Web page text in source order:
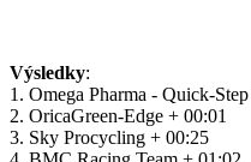
Výsledky:
1. Omega Pharma - Quick-
2. OricaGreen-Edge + 00:01
3. Sky Procycling + 00:25